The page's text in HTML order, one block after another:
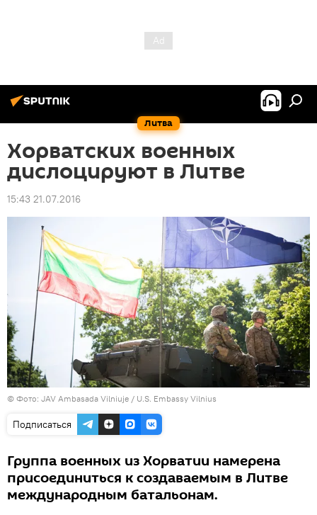
Литва
Хорватских военных
дислоцируют в Литве
15:43 21.07.2016
© Фото: JAV Ambasada Vilniuje / U.S. Embassy Vilnius
Подписаться
Группа военных из Хорватии намерена
присоединиться к создаваемым в Литве
международным батальонам.